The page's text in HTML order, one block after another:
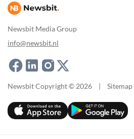
Newsbit Media Group
info@newsbit.nl
Newsbit Copyright © 2026 | Sitemap